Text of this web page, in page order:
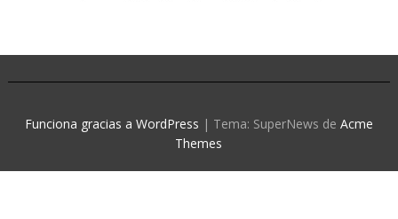
Funciona gracias a WordPress | Tema: SuperNews de Acme
Themes